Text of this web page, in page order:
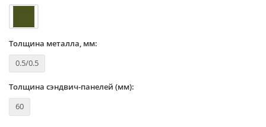
Толщина металла, мм:
0.5/0.5
Толщина сэндвич-панелей (мм):
60